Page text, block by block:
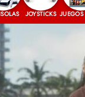
JOYSTICKS JUEGOS FISICOS